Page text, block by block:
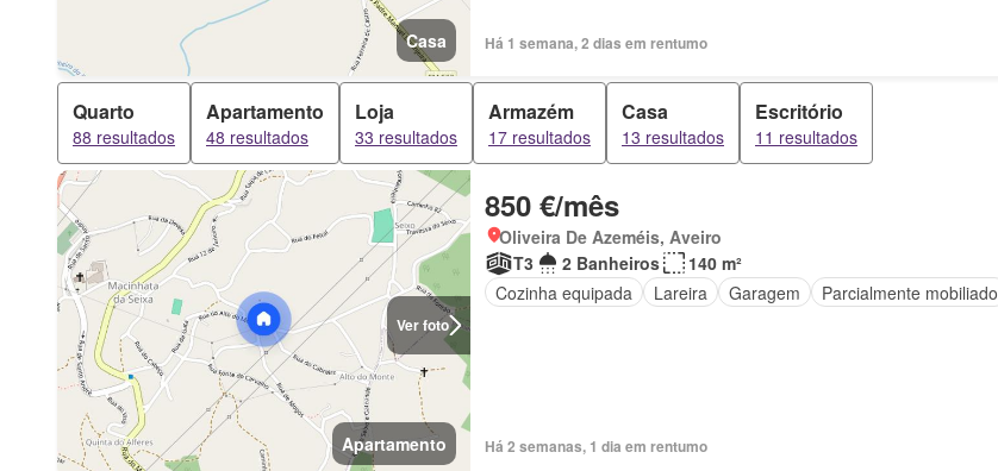
Casa Há 1 semana, 2 dias em rentumo
Quarto
88 resultados
Apartamento
48 resultados
Loja
33 resultados
Armazém
17 resultados
Casa
13 resultados
Escritório
11 resultados
Ver foto
Apartamento
850 €/mês
Oliveira De Azeméis, Aveiro
T3
2 Banheiros
140 m²
Cozinha equipada
Lareira Garagem Parcialmente mobiliado
Há 2 semanas, 1 dia em rentumo